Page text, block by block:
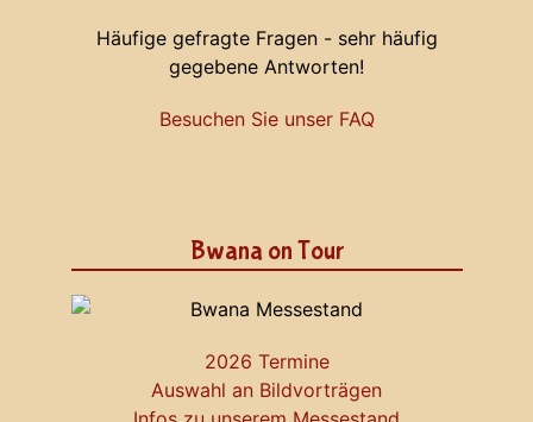
Häufige gefragte Fragen - sehr häufig
gegebene Antworten!
Besuchen Sie unser FAQ
Bwana on Tour
2026 Termine
Auswahl an Bildvorträgen